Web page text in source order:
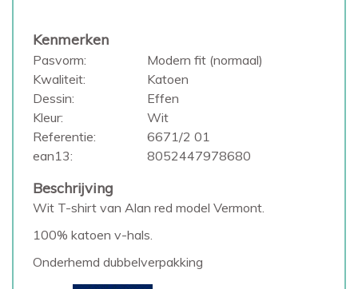
Kenmerken
Pasvorm:
Modern fit (normaal)
Kwaliteit:
Katoen
Dessin:
Effen
Kleur:
Wit
Referentie:
6671/2 01
ean13:
8052447978680
Beschrijving
Wit T-shirt van Alan red model Vermont.
100% katoen v-hals.
Onderhemd dubbelverpakking